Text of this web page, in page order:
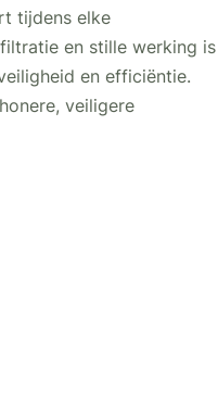
tijdens elke
en stille werking is
en efficiëntie.
veiligere